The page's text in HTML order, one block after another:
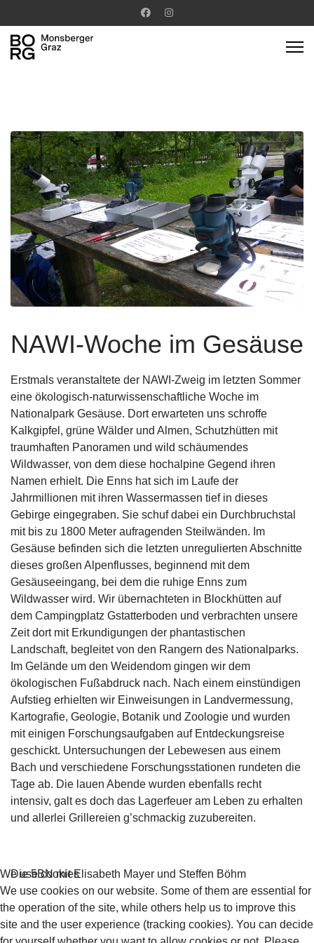
NAWI-Woche im Gesäuse
Erstmals veranstaltete der NAWI-Zweig im letzten Sommer
eine ökologisch-naturwissenschaftliche Woche im
Nationalpark Gesäuse. Dort erwarteten uns schroffe
Kalkgipfel, grüne Wälder und Almen, Schutzhütten mit
traumhaften Panoramen und wild schäumendes
Wildwasser, von dem diese hochalpine Gegend ihren
Namen erhielt. Die Enns hat sich im Laufe der
Jahrmillionen mit ihren Wassermassen tief in dieses
Gebirge eingegraben. Sie schuf dabei ein Durchbruchstal
mit bis zu 1800 Meter aufragenden Steilwänden. Im
Gesäuse befinden sich die letzten unregulierten Abschnitte
dieses großen Alpenflusses, beginnend mit dem
Gesäuseeingang, bei dem die ruhige Enns zum
Wildwasser wird. Wir übernachteten in Blockhütten auf
dem Campingplatz Gstatterboden und verbrachten unsere
Zeit dort mit Erkundigungen der phantastischen
Landschaft, begleitet von den Rangern des Nationalparks.
Im Gelände um den Weidendom gingen wir dem
ökologischen Fußabdruck nach. Nach einem einstündigen
Aufstieg erhielten wir Einweisungen in Landvermessung,
Kartografie, Geologie, Botanik und Zoologie und wurden
mit einigen Forschungsaufgaben auf Entdeckungsreise
geschickt. Untersuchungen der Lebewesen aus einem
Bach und verschiedene Forschungsstationen rundeten die
Tage ab. Die lauen Abende wurden ebenfalls recht
intensiv, galt es doch das Lagerfeuer am Leben zu erhalten
und allerlei Grillereien g’schmackig zuzubereiten.
Die 5BN mit Elisabeth Mayer und Steffen Böhm
We use cookies
We use cookies on our website. Some of them are essential for
the operation of the site, while others help us to improve this
site and the user experience (tracking cookies). You can decide